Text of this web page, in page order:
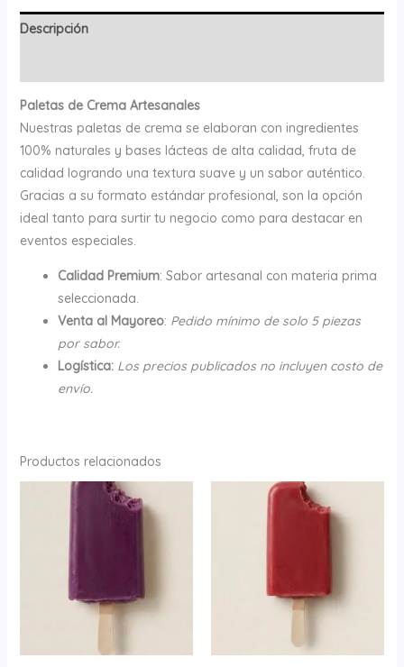
Descripción
Paletas de Crema Artesanales
Nuestras paletas de crema se elaboran con ingredientes
100% naturales y bases lácteas de alta calidad, fruta de
calidad logrando una textura suave y un sabor auténtico.
Gracias a su formato estándar profesional, son la opción
ideal tanto para surtir tu negocio como para destacar en
eventos especiales.
Calidad Premium: Sabor artesanal con materia prima
seleccionada.
Venta al Mayoreo: Pedido mínimo de solo 5 piezas
por sabor.
Logística: Los precios publicados no incluyen costo de
envío.
Productos relacionados